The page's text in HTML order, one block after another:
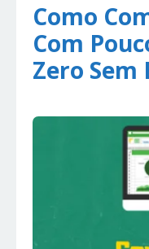
Como
Com
Zero Sem